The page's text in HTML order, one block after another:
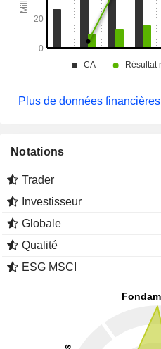
Plus de données financières
Notations
Trader
Investisseur
Globale
Qualité
ESG MSCI